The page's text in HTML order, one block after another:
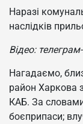
Наразі
наслідків
Відео:
Нагадаємо,
район Харкова
КАБ. За
боєприпаси;